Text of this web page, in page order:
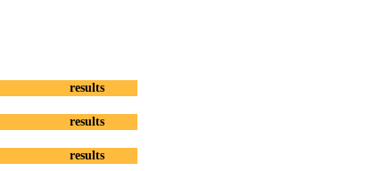
results
results
results